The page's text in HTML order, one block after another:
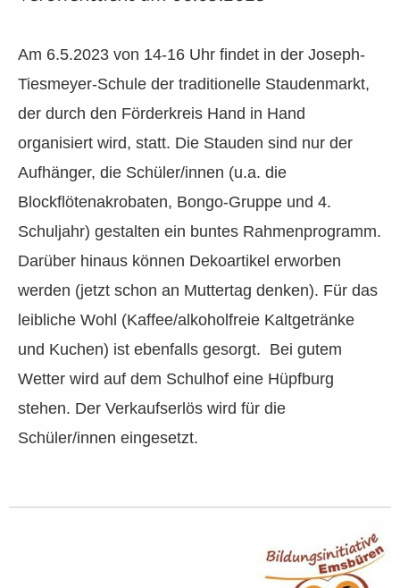
Am 6.5.2023 von 14-16 Uhr findet in der Joseph-
Tiesmeyer-Schule der traditionelle Staudenmarkt,
der durch den Förderkreis Hand in Hand
organisiert wird, statt. Die Stauden sind nur der
Aufhänger, die Schüler/innen (u.a. die
Blockflötenakrobaten, Bongo-Gruppe und 4.
Schuljahr) gestalten ein buntes Rahmenprogramm.
Darüber hinaus können Dekoartikel erworben
werden (jetzt schon an Muttertag denken). Für das
leibliche Wohl (Kaffee/alkoholfreie Kaltgetränke
und Kuchen) ist ebenfalls gesorgt. Bei gutem
Wetter wird auf dem Schulhof eine Hüpfburg
stehen. Der Verkaufserlös wird für die
Schüler/innen eingesetzt.